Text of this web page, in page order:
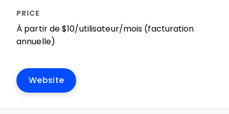
À partir de $10/utilisateur/mois (facturation
annuelle)
Website